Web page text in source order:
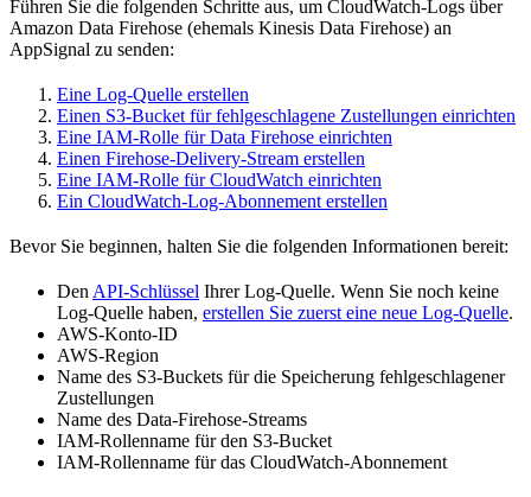
Führen Sie die folgenden Schritte aus, um CloudWatch-Logs über
Amazon Data Firehose (ehemals Kinesis Data Firehose) an
AppSignal zu senden:
Eine Log-Quelle erstellen
Einen S3-Bucket für fehlgeschlagene Zustellungen einrichten
Eine IAM-Rolle für Data Firehose einrichten
Einen Firehose-Delivery-Stream erstellen
Eine IAM-Rolle für CloudWatch einrichten
Ein CloudWatch-Log-Abonnement erstellen
Bevor Sie beginnen, halten Sie die folgenden Informationen bereit:
Den API-Schlüssel Ihrer Log-Quelle. Wenn Sie noch keine
Log-Quelle haben, erstellen Sie zuerst eine neue Log-Quelle.
AWS-Konto-ID
AWS-Region
Name des S3-Buckets für die Speicherung fehlgeschlagener
Zustellungen
Name des Data-Firehose-Streams
IAM-Rollenname für den S3-Bucket
IAM-Rollenname für das CloudWatch-Abonnement